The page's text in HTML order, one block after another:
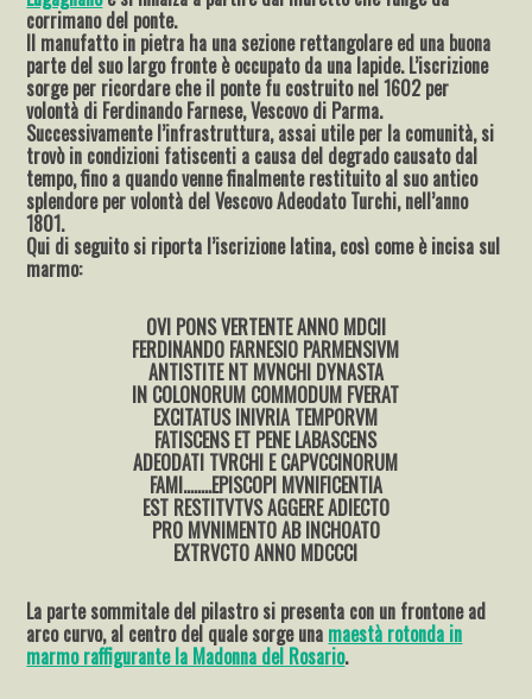
corrimano del ponte.
Il manufatto in pietra ha una sezione rettangolare ed una buona
parte del suo largo fronte è occupato da una lapide. L’iscrizione
sorge per ricordare che il ponte fu costruito nel 1602 per
volontà di Ferdinando Farnese, Vescovo di Parma.
Successivamente l’infrastruttura, assai utile per la comunità, si
trovò in condizioni fatiscenti a causa del degrado causato dal
tempo, fino a quando venne finalmente restituito al suo antico
splendore per volontà del Vescovo Adeodato Turchi, nell’anno
1801.
Qui di seguito si riporta l’iscrizione latina, così come è incisa sul
marmo:
OVI PONS VERTENTE ANNO MDCII
FERDINANDO FARNESIO PARMENSIVM
ANTISTITE NT MVNCHI DYNASTA
IN COLONORUM COMMODUM FVERAT
EXCITATUS INIVRIA TEMPORVM
FATISCENS ET PENE LABASCENS
ADEODATI TVRCHI E CAPVCCINORUM
FAMI……..EPISCOPI MVNIFICENTIA
EST RESTITVTVS AGGERE ADIECTO
PRO MVNIMENTO AB INCHOATO
EXTRVCTO ANNO MDCCCI
La parte sommitale del pilastro si presenta con un frontone ad
arco curvo, al centro del quale sorge una maestà rotonda in
marmo raffigurante la Madonna del Rosario.